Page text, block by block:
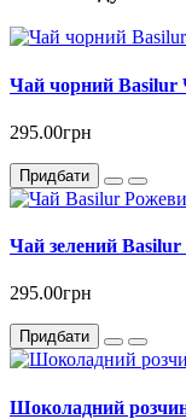
Чай чорний Basilur
295.00грн
Придбати
Чай зелений Basilur
295.00грн
Придбати
Шоколадний